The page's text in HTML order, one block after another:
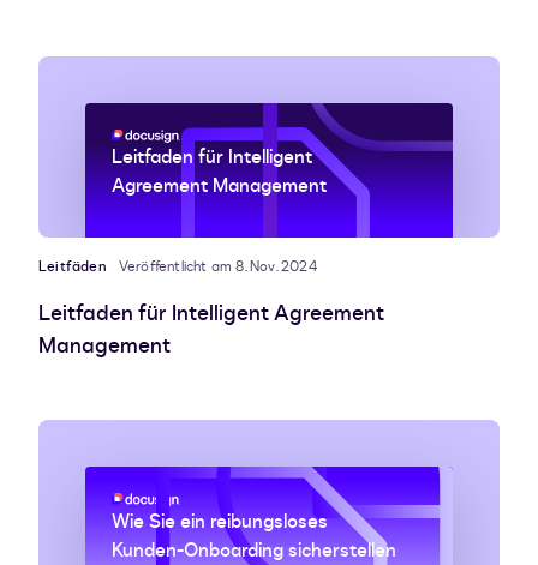
Leitfaden für Intelligent
Agreement Management
Leitfäden Veröffentlicht am 8. Nov. 2024
Leitfaden für Intelligent Agreement
Management
Wie Sie ein reibungsloses
Kunden-Onboarding sicherstellen